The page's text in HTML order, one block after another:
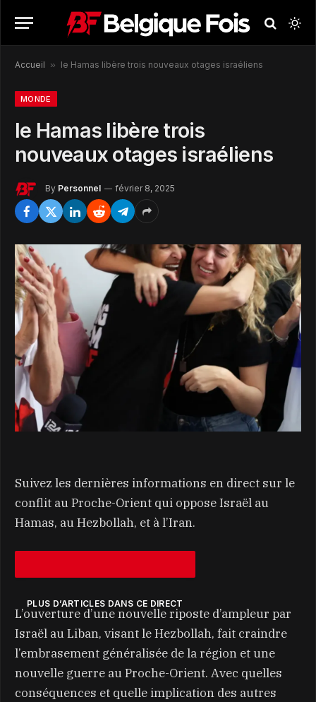
Accueil » le Hamas libère trois nouveaux otages israéliens
MONDE
le Hamas libère trois
nouveaux otages israéliens
By Personnel février 8, 2025
Suivez les dernières informations en direct sur le
conflit au Proche-Orient qui oppose Israël au
Hamas, au Hezbollah, et à l’Iran.
PLUS D’ARTICLES DANS CE DIRECT
L’ouverture d’une nouvelle riposte d’ampleur par
Israël au Liban, visant le Hezbollah, fait craindre
l’embrasement généralisée de la région et une
nouvelle guerre au Proche-Orient. Avec quelles
conséquences et quelle implication des autres